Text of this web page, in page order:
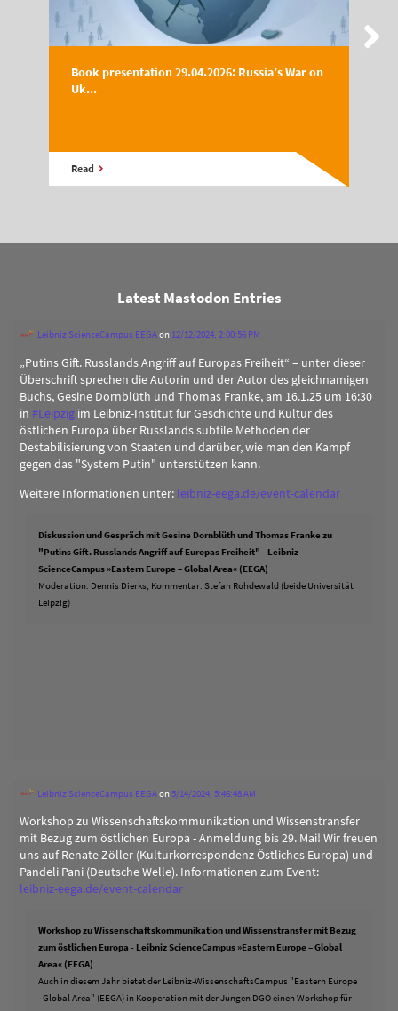
Book presentation 29.04.2026: Russia’s War on
Uk...
Read
Latest Mastodon Entries
Leibniz ScienceCampus EEGAon 12/12/2024, 2:00:56 PM
„Putins Gift. Russlands Angriff auf Europas Freiheit“ – unter dieser
Überschrift sprechen die Autorin und der Autor des gleichnamigen
Buchs, Gesine Dornblüth und Thomas Franke, am 16.1.25 um 16:30
in #Leipzig im Leibniz-Institut für Geschichte und Kultur des
östlichen Europa über Russlands subtile Methoden der
Destabilisierung von Staaten und darüber, wie man den Kampf
gegen das "System Putin" unterstützen kann.
Weitere Informationen unter: leibniz-eega.de/event-calendar
Diskussion und Gespräch mit Gesine Dornblüth und Thomas Franke zu
"Putins Gift. Russlands Angriff auf Europas Freiheit" - Leibniz
ScienceCampus »Eastern Europe – Global Area« (EEGA)
Moderation: Dennis Dierks, Kommentar: Stefan Rohdewald (beide Universität
Leipzig)
Leibniz ScienceCampus EEGAon5/14/2024, 5:46:48 AM
Workshop zu Wissenschaftskommunikation und Wissenstransfer
mit Bezug zum östlichen Europa - Anmeldung bis 29. Mai! Wir freuen
uns auf Renate Zöller (Kulturkorrespondenz Östliches Europa) und
Pandeli Pani (Deutsche Welle). Informationen zum Event:
leibniz-eega.de/event-calendar
Workshop zu Wissenschaftskommunikation und Wissenstransfer mit Bezug
zum östlichen Europa - Leibniz ScienceCampus »Eastern Europe – Global
Area« (EEGA)
Auch in diesem Jahr bietet der Leibniz-WissenschaftsCampus "Eastern Europe
- Global Area" (EEGA) in Kooperation mit der Jungen DGO einen Workshop für